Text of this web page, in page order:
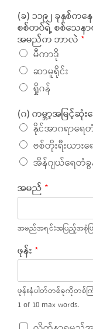
(ခ) ၁၁၉၂ ခုနှစ်ကန
စစ်တပ်ရဲ့ စစ်သေန
အမည်က ဘာလဲ *
မီကာဒို
ဆာမူရိုင်း
ရှိုဂန်
(ဂ) ကမ္ဘာ့အမြင့်
နိုင်အာဂရာရေ
ဗစ်တိုးရီးယား
အိန်ဂျယ်ရေတံခွ
အမည် *
အမည်အရင်းအပြည့်အစုံဖ
ဖုန်း *
ဖုန်းနံပါတ်တစ်ခုကိုတစ်က
1 of 10 max words.